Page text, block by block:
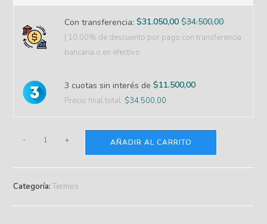
Con transferencia:$31.050,00 $34.500,00
| 10.00% de descuento por pago con transferencia
bancaria o en efectivo
3 cuotas sin interés de$11.500,00
Precio final total: $34.500,00
- + AÑADIR AL CARRITO
Categoría:Termos